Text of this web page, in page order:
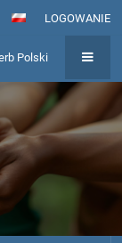
LOGOWANIE